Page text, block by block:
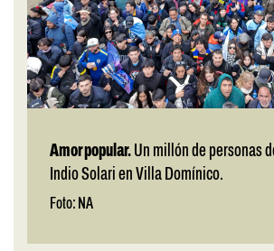
Amor popular. Un millón de personas
Indio Solari en Villa Domínico.
Foto: NA